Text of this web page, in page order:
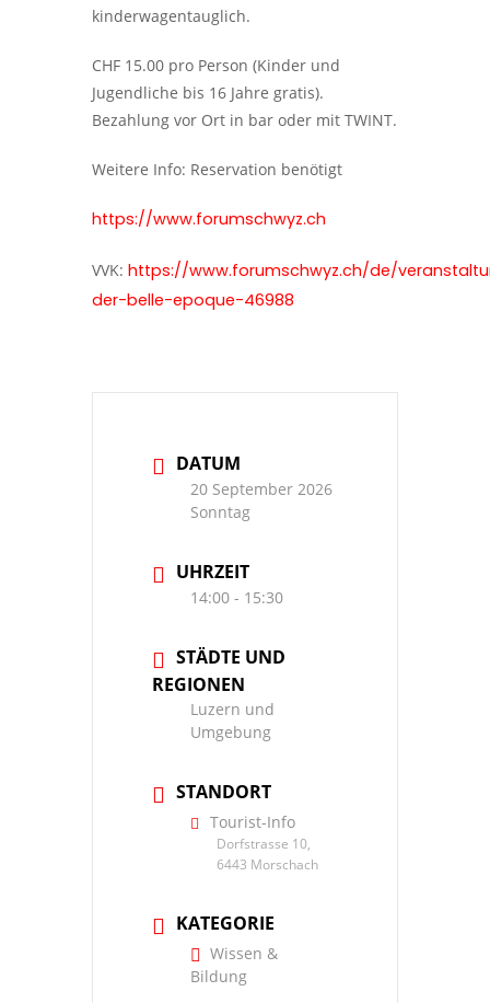
kinderwagentauglich.
CHF 15.00 pro Person (Kinder und
Jugendliche bis 16 Jahre gratis).
Bezahlung vor Ort in bar oder mit TWINT.
Weitere Info: Reservation benötigt
https://www.forumschwyz.ch
VVK: https://www.forumschwyz.ch/de/
der-belle-epoque-46988
DATUM
20 September 2026
Sonntag
UHRZEIT
14:00 - 15:30
STÄDTE UND
REGIONEN
Luzern und
Umgebung
STANDORT
Tourist-Info
Dorfstrasse 10,
6443 Morschach
KATEGORIE
Wissen &
Bildung